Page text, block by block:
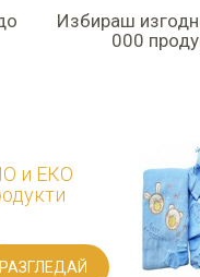
Избираш
000
и ЕКО